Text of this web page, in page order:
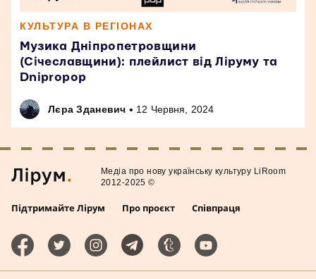
КУЛЬТУРА В РЕГІОНАХ
Музика Дніпропетровщини
(Січеславщини): плейлист від Ліруму та
Dnipropop
Лєра Зданевич • 12 Червня, 2024
Підтримайте Лірум Про проєкт Співпраця
Медiа про нову українську культуру LiRoom
2012-2025 ©